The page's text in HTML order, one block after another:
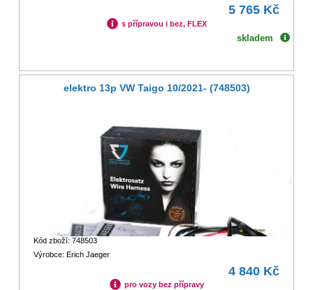
5 765 Kč
s přípravou i bez, FLEX
skladem
elektro 13p VW Taigo 10/2021- (748503)
Kód zboží: 748503
Výrobce: Erich Jaeger
4 840 Kč
pro vozy bez přípravy